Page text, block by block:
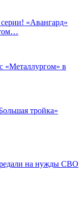
«Авангард»
«Металлургом» в
тройка»
на нужды СВО